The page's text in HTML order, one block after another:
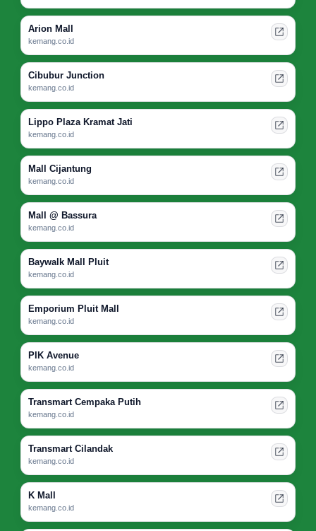
Arion Mall
kemang.co.id
Cibubur Junction
kemang.co.id
Lippo Plaza Kramat Jati
kemang.co.id
Mall Cijantung
kemang.co.id
Mall @ Bassura
kemang.co.id
Baywalk Mall Pluit
kemang.co.id
Emporium Pluit Mall
kemang.co.id
PIK Avenue
kemang.co.id
Transmart Cempaka Putih
kemang.co.id
Transmart Cilandak
kemang.co.id
K Mall
kemang.co.id